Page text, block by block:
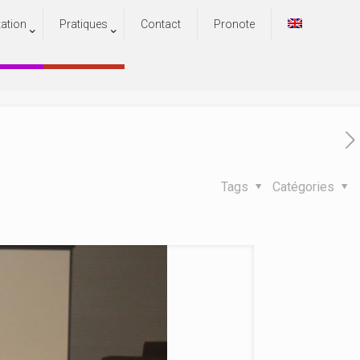
Pratiques Contact Pronote
Catégories
Tags